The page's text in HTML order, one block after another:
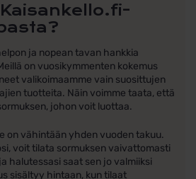
ja nopean tavan hankkia
on vuosikymmenten kokemus
valikoimaamme vain suosittujen
tuotteita. Näin voimme taata, että
johon voit luottaa.
on vähintään yhden vuoden takuu.
voit tilata sormuksen vaivattomasti
halutessasi saat sen jo valmiiksi
sisältyy hintaan, kun tilaat